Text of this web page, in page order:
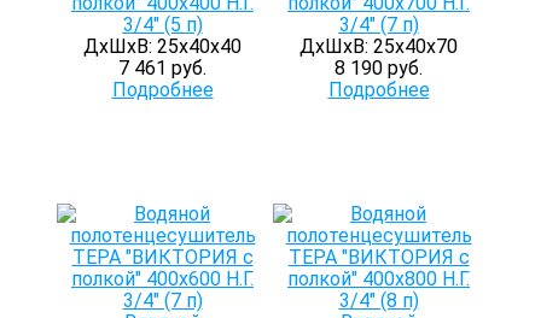
3/4" (5 п)
ДхШхВ: 25х40х40
7 461 руб.
Подробнее
3/4" (7 п)
ДхШхВ: 25х40х70
8 190 руб.
Подробнее